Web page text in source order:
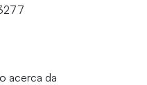
acerca da